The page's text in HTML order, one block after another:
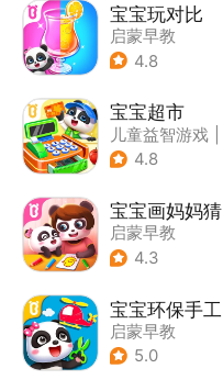
宝宝玩对比
启蒙早教
4.8
宝宝超市
儿童益智游戏
4.8
宝宝画妈妈猜
启蒙早教
4.3
宝宝环保手工
启蒙早教
5.0